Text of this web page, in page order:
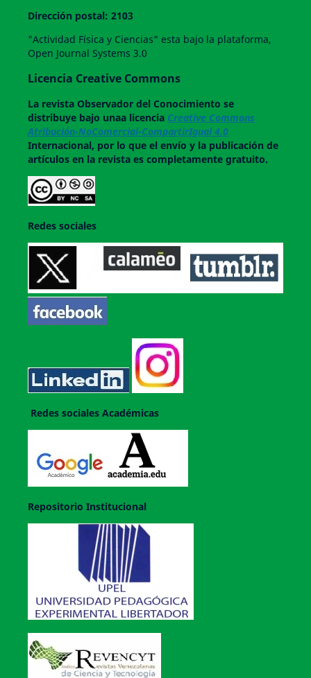
Dirección postal: 2103
"Actividad Física y Ciencias" esta bajo la plataforma,
Open Journal Systems 3.0
Licencia Creative Commons
La revistaObservador del Conocimiento se
distribuye bajo unaa licencia Creative Commons
Atribución-NoComercial-CompartirIgual 4.0
Internacional, por lo que el envío y la publicación de
artículos en la revista es completamente gratuito.
Redes sociales
Redes sociales Académicas
Repositorio Institucional